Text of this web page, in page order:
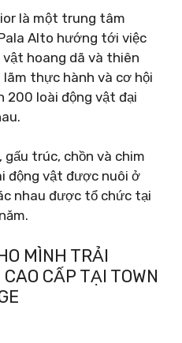
là một trung tâm
Alto hướng tới việc
vật hoang dã và thiên
thực hành và cơ hội
200 loài động vật đại
gấu trúc, chồn và chim
động vật được nuôi ở
nhau được tổ chức tại
MÌNH TRẢI
CẤP TẠI TOWN